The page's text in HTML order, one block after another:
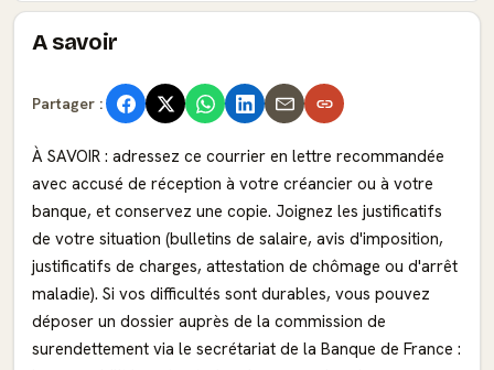
A savoir
Partager :
À SAVOIR : adressez ce courrier en lettre recommandée
avec accusé de réception à votre créancier ou à votre
banque, et conservez une copie. Joignez les justificatifs
de votre situation (bulletins de salaire, avis d'imposition,
justificatifs de charges, attestation de chômage ou d'arrêt
maladie). Si vos difficultés sont durables, vous pouvez
déposer un dossier auprès de la commission de
surendettement via le secrétariat de la Banque de France :